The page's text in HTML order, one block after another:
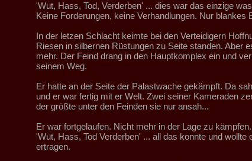
'Wut, Hass, Tod, Verderben' ... dies war das einzige
Keine Forderungen, keine Verhandlungen. Nur blankes
In der letzen Schlacht keimte bei den Verteidigern
Riesen in silbernen Rüstungen zu Seite standen. Aber
mehr. Der Feind drang in den Hauptkomplex ein und
seinem Weg.
Er hatte an der Seite der Palastwache gekämpft. Da
und er war fertig mit er Welt. Zwei seiner Kameraden
der größte unter den Feinden sie nur ansah...
Er war fortgelaufen. Nicht mehr in der Lage zu kämpfen.
'Wut, Hass, Tod Verderben' ... all das konnte und wollte
ertragen.